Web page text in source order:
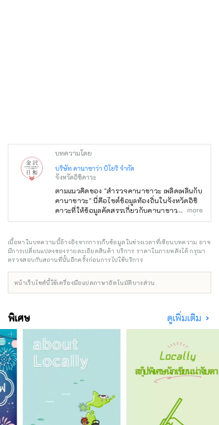
บทความโดย
บริษัท คานาซาว่า บิโยริ จำกัด
จังหวัดอิชิคาวะ
ตามแนวคิดของ "สำรวจคานาซาวะ เพลิดเพลินกับ
คานาซาวะ" นี่คือไซต์ข้อมูลท้องถิ่นในจังหวัดอิชิ
คาวะที่ให้ข้อมูลคัดสรรเกี่ยวกับคานาซาวะ เช่น
ร้านค้าใหม่ กิจกรรม อาหารเลิศรส และสถานที่
"SmartNews" และ "goo news" แล้ว เรายังร่วม
มือกับสื่อต่างประเทศ เช่น จีน ไต้หวัน ฮ่องกง
ไทย และเวียดนาม เพื่อถ่ายทอดเสน่ห์ของจังหวัด
more
เนื้อหาในบทความนี้อ้างอิงจากการเก็บข้อมูลในช่วงเวลาที่เขียนบทความ อาจ
มีการเปลี่ยนแปลงของรายละเอียดสินค้า บริการ ราคาในภายหลังได้ กรุณา
ตรวจสอบกับสถานที่นั้นอีกครั้งก่อนการไปใช้บริการ
หน้าเว็บไซต์นี้ใช้เครื่องมือแปลภาษาอัตโนมัติบางส่วน
พิเศษ ดูเพิ่มเติม